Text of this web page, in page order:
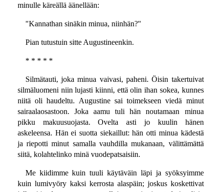
minulle käreällä äänellään:
"Kannathan sinäkin minua, niinhän?"
Pian tutustuin sitte Augustineenkin.
* * * * *
Silmätauti, joka minua vaivasi, paheni. Öisin takertuivat
silmäluomeni niin lujasti kiinni, että olin ihan sokea, kunnes
niitä oli haudeltu. Augustine sai toimekseen viedä minut
sairaalaosastoon. Joka aamu tuli hän noutamaan minua
pikku makuusuojasta. Ovelta asti jo kuulin hänen
askeleensa. Hän ei suotta siekaillut: hän otti minua kädestä
ja riepotti minut samalla vauhdilla mukanaan, välittämättä
siitä, kolahtelinko minä vuodepatsaisiin.
Me kiidimme kuin tuuli käytäväin läpi ja syöksyimme
kuin lumivyöry kaksi kerrosta alaspäin; joskus koskettivat